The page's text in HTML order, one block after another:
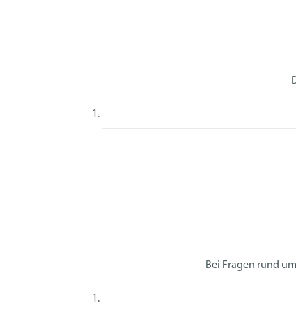
Bei Fragen rund